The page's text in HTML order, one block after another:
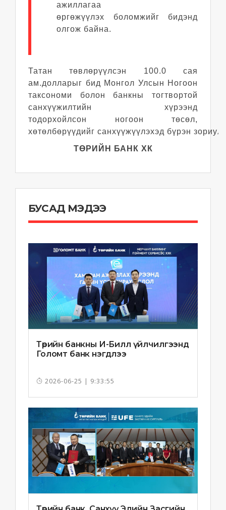
ажиллагаа
өргөжүүлэх боломжийг бидэнд
олгож байна.
Татан төвлөрүүлсэн 100.0 сая
ам.долларыг бид Монгол Улсын Ногоон
таксономи болон банкны тогтвортой
санхүүжилтийн хүрээнд
тодорхойлсон ногоон төсөл,
хөтөлбөрүүдийг санхүүжүүлэхэд бүрэн
ТӨРИЙН БАНК ХК
БУСАД МЭДЭЭ
Төрийн банкны И-Билл үйлчилгээнд
Голомт банк нэгдлээ
2026-06-25 | 9:33:55